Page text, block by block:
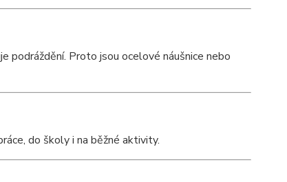
podráždění. Proto jsou ocelové náušnice nebo
do školy i na běžné aktivity.